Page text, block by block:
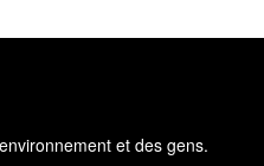
et des gens.